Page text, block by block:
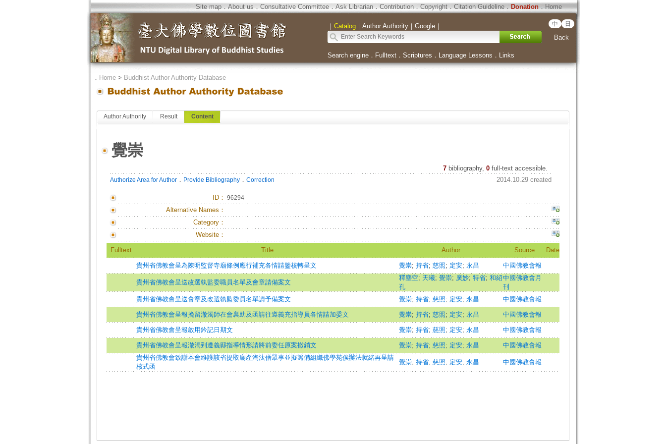
Site map．About us．Consultative Committee．Ask Librarian．Contribution．Copyright．Citation Guideline．Donation．Home
｜ Catalog｜ Author Authority｜ Google｜ 中 日
Back
Search engine． Fulltext． Scriptures ． Language Lessons ． Links
． Home> Buddhist Author Authority Database
Author Authority Result Content
覺崇
7 bibliography, 0full-text accessible.
Authorize Area for Author． Provide Bibliography． Correction 2014.10.29 created
ID： 96294
Alternative Names：
Category：
Website：
Fulltext Title Author Source Date
貴州省佛教會呈為陳明監督寺廟條例應行補充各情請鑒核轉呈文 覺崇; 持省; 慈照; 定安; 永昌 中國佛教會報
貴州省佛教會呈送改選執監委職員名單及會章請備案文
釋塵空; 天曦; 覺崇; 廣妙; 特省; 和紹
孔
中國佛教會月
刊
貴州省佛教會呈送會章及改選執監委員名單請予備案文
覺崇; 持省; 慈照; 定安; 永昌 中國佛教會報
貴州省佛教會呈報挽留澈濁師在會襄助及函請往遵義充指導員各情請加委文 覺崇; 持省; 慈照; 定安; 永昌 中國佛教會報
貴州省佛教會呈報啟用鈐記日期文 覺崇; 持省; 慈照; 定安; 永昌 中國佛教會報
貴州省佛教會呈報澈濁到遵義縣指導情形請將前委任原案撤銷文 覺崇; 持省; 慈照; 定安; 永昌
中國佛教會報
貴州省佛教會致謝本會維護該省提取廟產淘汰僧眾事並擬籌備組織佛學苑俟辦法就緒再呈請
核式函
覺崇; 持省; 慈照; 定安; 永昌 中國佛教會報